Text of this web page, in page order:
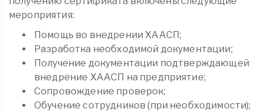
мероприятия:
Помощь во внедрении ХААСП;
Разработка необходимой документации;
Получение документации подтверждающей
внедрение ХААСП на предприятие;
Сопровождение проверок;
Обучение сотрудников (при необходимости);